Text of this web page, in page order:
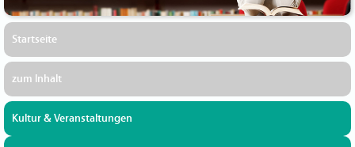
Startseite
zum Inhalt
Kultur & Veranstaltungen